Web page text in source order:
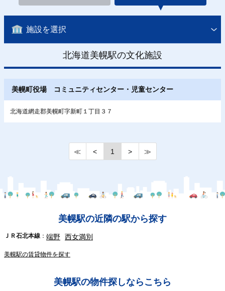
施設を選択
北海道美幌駅の文化施設
美幌町役場 コミュニティセンター・児童センター
北海道網走郡美幌町字新町１丁目３７
≪ < 1 > ≫
美幌駅の近隣の駅から探す
ＪＲ石北本線 端野 西女満別
美幌駅の賃貸物件を探す
美幌駅の物件探しならこちら